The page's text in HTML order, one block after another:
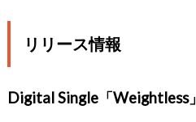
リリース情報
Digital Single「Weightless」